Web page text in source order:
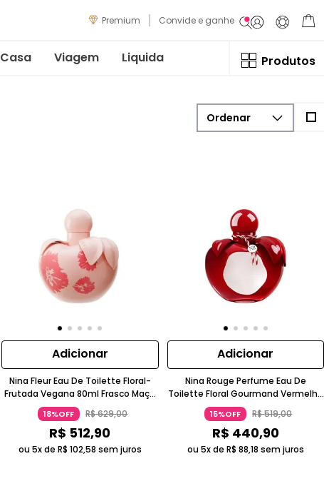
Premium Convide e ganhe
Casa Viagem Liquida Produtos
Adicionar
Nina Fleur Eau De Toilette Floral-
Frutada Vegana 80ml Frasco Maçã
Rosa Nina Ricci
18%OFF R$629,00
R$ 512,90
ou 5x de R$ 102,58 sem juros
Adicionar
Nina Rouge Perfume Eau De
Toilette Floral Gourmand Vermelho
Intenso Nina Ricci
15%OFF R$519,00
R$ 440,90
ou 5x de R$ 88,18 sem juros